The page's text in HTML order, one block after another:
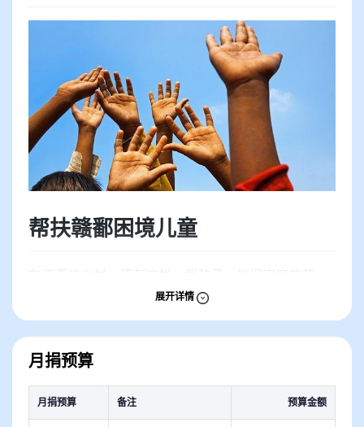
帮扶赣鄱困境儿童
却能早早当家，一点一点撑起家庭的重担；他们资源
们只需要好心人士的小小帮助和陪伴，便能照亮他们
眼中、心中的希望之光。
展开详情
月捐预算
月捐预算 备注 预算金额